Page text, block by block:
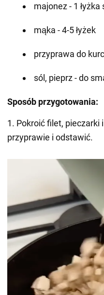
majonez - 1 łyżka
mąka - 4-5 łyżek
przyprawa do
sól, pieprz - do
Sposób przygotowania:
1. Pokroić filet,
przyprawie i odstawić.